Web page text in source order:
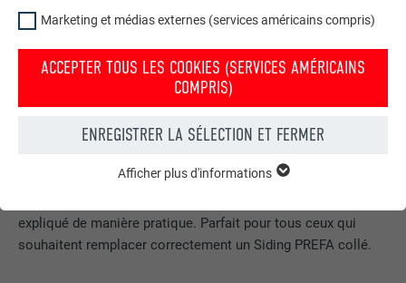
CHANGEMENT D'UN SIDING ENDOMMAGÉ |
comment remplacer un Siding PREFA collé et endommagé.
expliqué de manière pratique. Parfait pour tous ceux qui
souhaitent remplacer correctement un Siding PREFA collé.
Marketing et médias externes (services américains compris)
ACCEPTER TOUS LES COOKIES (SERVICES AMÉRICAINS
COMPRIS)
ENREGISTRER LA SÉLECTION ET FERMER
fonctions de base du site Internet. Ils garantissent que le site
Internet fonctionne correctement.
Afficher plus d'informations